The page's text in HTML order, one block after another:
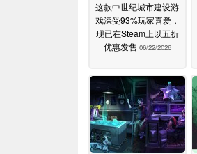
这款中世纪城市建设游
戏深受93%玩家喜爱，
现已在Steam上以五折
优惠发售 06/22/2026